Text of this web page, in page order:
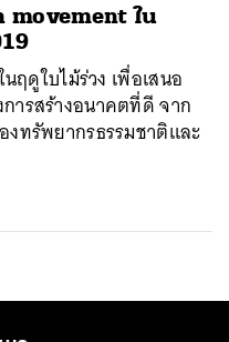
ใน
ฤดูใบไม้ร่วง เพื่อเสนอ
ารสร้างอนาคตที่ดี จาก
ทรัพยากรธรรมชาติและ